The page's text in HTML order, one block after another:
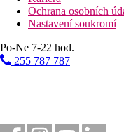
šipky
plážový
tenis
boccia
stolní tenis
Strava
Ochrana osobních
Nastavení soukromí
Po-Ne 7-22 hod.
255 787 787